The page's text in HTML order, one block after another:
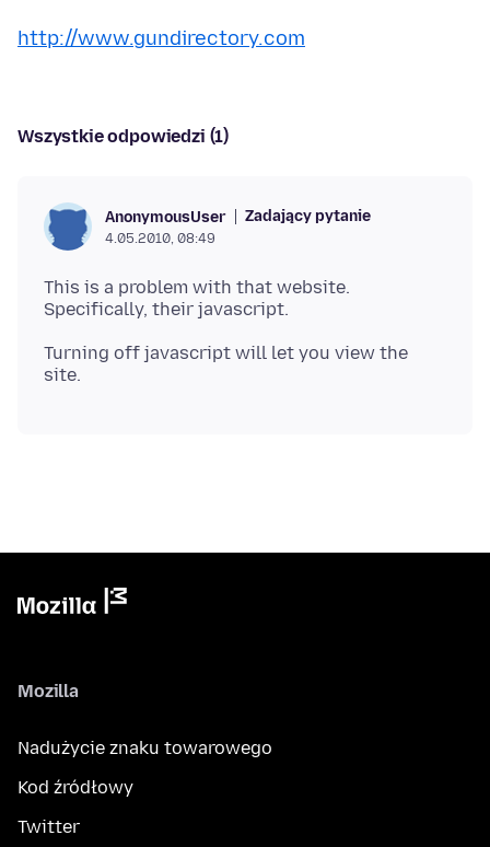
http://www.gundirectory.com
Wszystkie odpowiedzi (1)
AnonymousUser Zadający pytanie
4.05.2010, 08:49
This is a problem with that website.
Turning off javascript will let you view the
Mozilla
Nadużycie znaku towarowego
Kod źródłowy
Twitter